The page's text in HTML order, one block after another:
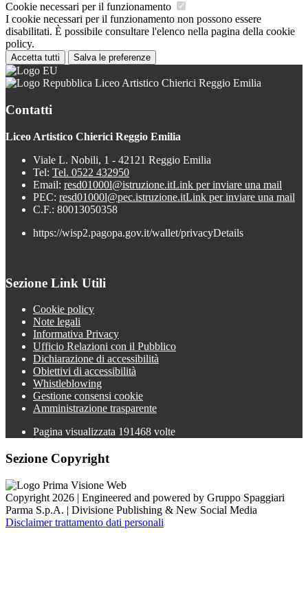
Cookie necessari per il funzionamento
I cookie necessari per il funzionamento non possono essere
disabilitati. È possibile consultare l'elenco nella pagina della cookie
policy.
Accetta tutti Salva le preferenze
Liceo Artistico Chierici Reggio Emilia
Contatti
Liceo Artistico Chierici Reggio Emilia
Viale L. Nobili, 1 - 42121 Reggio Emilia
Tel: Tel. 0522 432950
Email: resd01000l@istruzione.itLink per inviare una mail
PEC: resd01000l@pec.istruzione.itLink per inviare una mail
C.F.: 80013050358
https://wisp2.pagopa.gov.it/wallet/privacyDetails
Sezione Link Utili
Cookie policy
Note legali
Informativa Privacy
Ufficio Relazioni con il Pubblico
Dichiarazione di accessibilità
Obiettivi di accessibilità
Whistleblowing
Gestione consensi cookie
Amministrazione trasparente
Pagina visualizzata 191468 volte
Sezione Copyright
Copyright 2026 | Engineered and powered by Gruppo Spaggiari
Parma S.p.A. | Divisione Publishing & New Social Media
Disclaimer trattamento dati personali